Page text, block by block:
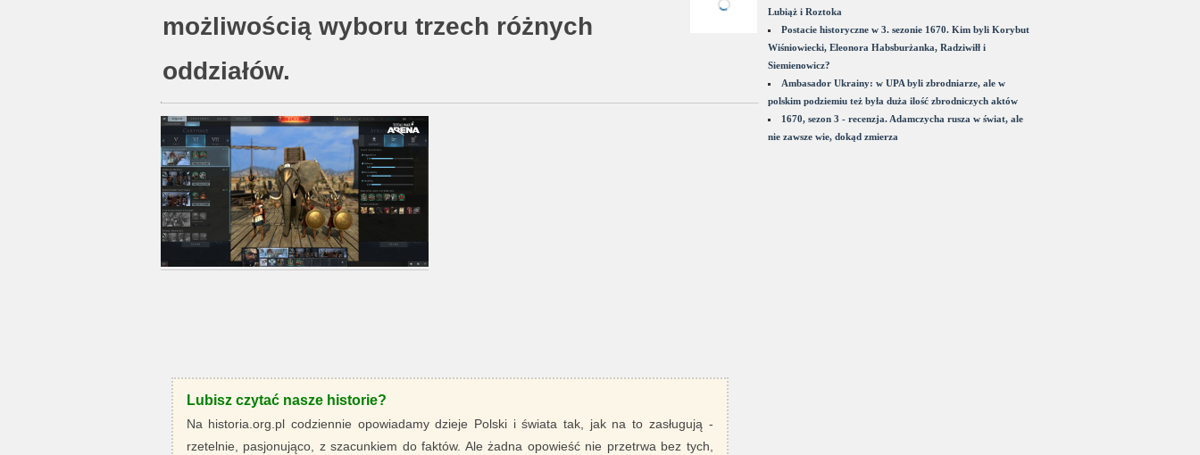
możliwością wyboru trzech różnych
oddziałów.
Lubisz czytać nasze historie?
Na historia.org.pl codziennie opowiadamy dzieje Polski i świata tak, jak na to zasługują -
rzetelnie, pasjonująco, z szacunkiem do faktów. Ale żadna opowieść nie przetrwa bez tych,
Lubiąż i Roztoka
Postacie historyczne w 3. sezonie 1670. Kim byli Korybut
Wiśniowiecki, Eleonora Habsburżanka, Radziwiłł i
Siemienowicz?
Ambasador Ukrainy: w UPA byli zbrodniarze, ale w
polskim podziemiu też była duża ilość zbrodniczych aktów
1670, sezon 3 - recenzja. Adamczycha rusza w świat, ale
nie zawsze wie, dokąd zmierza